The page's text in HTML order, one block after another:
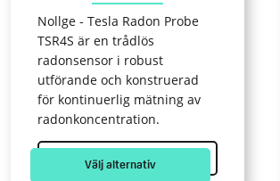
Nollge - Tesla Radon Probe
TSR4S är en trådlös
radonsensor i robust
utförande och konstruerad
för kontinuerlig mätning av
radonkoncentration.
Välj alternativ
produktsidan